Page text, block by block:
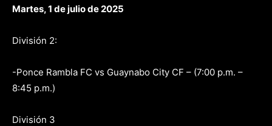
Martes, 1 de julio de 2025
División 2:
-Ponce Rambla FC vs Guaynabo City CF – (7:00 p.m. –
8:45 p.m.)
División 3